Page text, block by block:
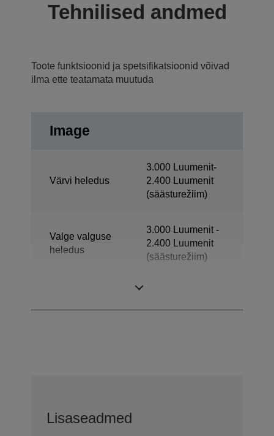
Tehnilised andmed
Toote funktsioonid ja spetsifikatsioonid võivad
ilma ette teatamata muutuda
Image
Värvi heledus
3.000 Luumenit-
2.400 Luumenit
(säästurežiim)
Valge valguse
heledus
3.000 Luumenit -
2.400 Luumenit
(säästurežiim)
Lisaseadmed